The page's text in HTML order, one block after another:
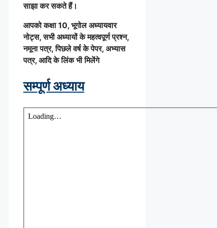
साझा कर सकते हैं।
आपको कक्षा 10, भूगोल अध्यायवार
नोट्स, सभी अध्यायों के महत्वपूर्ण प्रश्न,
नमूना पत्र, पिछले वर्ष के पेपर, अभ्यास
पत्र, आदि के लिंक भी मिलेंगे
सम्पूर्ण अध्याय